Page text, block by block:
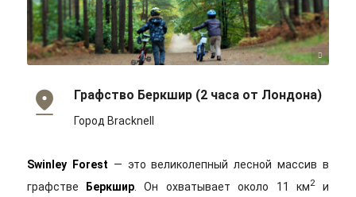
Victor Ochieng/flickr/Cc-by-sa 2.0
Графство Беркшир (2 часа от Лондона)
Город Bracknell
Swinley Forest — это великолепный лесной массив в
графстве Беркшир . Он охватывает около 11 км2
и